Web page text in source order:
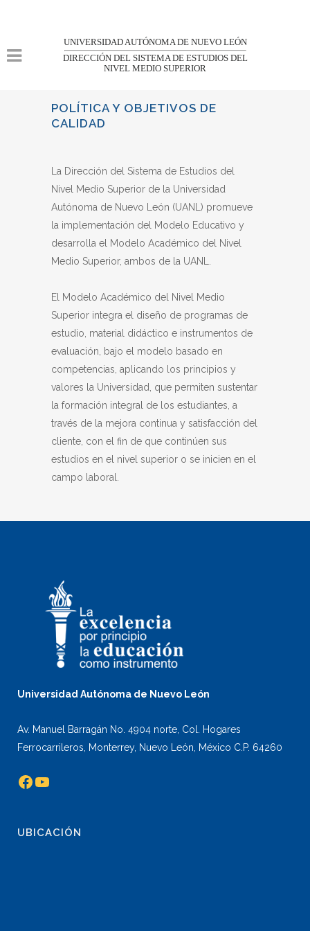
UNIVERSIDAD AUTÓNOMA DE NUEVO LEÓN
DIRECCIÓN DEL SISTEMA DE ESTUDIOS DEL
NIVEL MEDIO SUPERIOR
POLÍTICA Y OBJETIVOS DE
CALIDAD
La Dirección del Sistema de Estudios del
Nivel Medio Superior de la Universidad
Autónoma de Nuevo León (UANL) promueve
la implementación del Modelo Educativo y
desarrolla el Modelo Académico del Nivel
Medio Superior, ambos de la UANL.
El Modelo Académico del Nivel Medio
Superior integra el diseño de programas de
estudio, material didáctico e instrumentos de
evaluación, bajo el modelo basado en
competencias, aplicando los principios y
valores la Universidad, que permiten sustentar
la formación integral de los estudiantes, a
través de la mejora continua y satisfacción del
cliente, con el fin de que continúen sus
estudios en el nivel superior o se inicien en el
campo laboral.
Universidad Autónoma de Nuevo León
Av. Manuel Barragán No. 4904 norte, Col. Hogares
Ferrocarrileros, Monterrey, Nuevo León, México C.P. 64260
Facebook
YouTube
UBICACIÓN